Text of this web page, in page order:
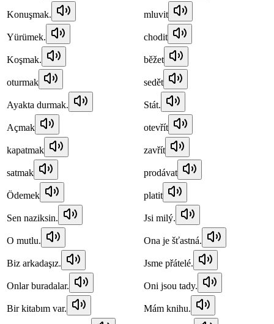
Konuşmak. mluvit
Yürümek. chodit
Koşmak. běžet
oturmak sedět
Ayakta durmak. Stát.
Açmak otevřít
kapatmak zavřít
satmak prodávat
Ödemek platit
Sen naziksin. Jsi milý.
O mutlu. Ona je šťastná.
Biz arkadaşız. Jsme přátelé.
Onlar buradalar. Oni jsou tady.
Bir kitabım var. Mám knihu.